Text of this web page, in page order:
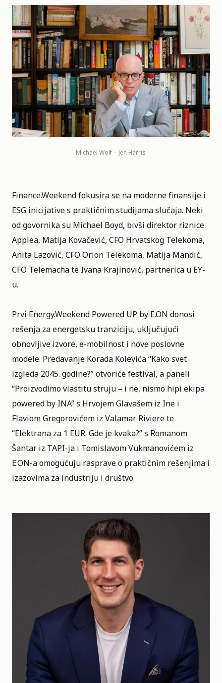
Michael Wolf – Jen Harris
Finance.Weekend fokusira se na moderne finansije i
ESG inicijative s praktičnim studijama slučaja. Neki
od govornika su Michael Boyd, bivši direktor riznice
Applea, Matija Kovačević, CFO Hrvatskog Telekoma,
Anita Lazović, CFO Orion Telekoma, Matija Mandić,
CFO Telemacha te Ivana Krajinović, partnerica u EY-
u.
Prvi Energy.Weekend Powered UP by E.ON donosi
rešenja za energetsku tranziciju, uključujući
obnovljive izvore, e-mobilnost i nove poslovne
modele. Predavanje Korada Kolevića “Kako svet
izgleda 2045. godine?” otvoriće festival, a paneli
“Proizvodimo vlastitu struju – i ne, nismo hipi ekipa
powered by INA” s Hrvojem Glavašem iz Ine i
Flaviom Gregorovićem iz Valamar Riviere te
“Elektrana za 1 EUR. Gde je kvaka?” s Romanom
Šantar iz TAPI-ja i Tomislavom Vukmanovićem iz
E.ON-a omogućuju rasprave o praktičnim rešenjima i
izazovima za industriju i društvo.